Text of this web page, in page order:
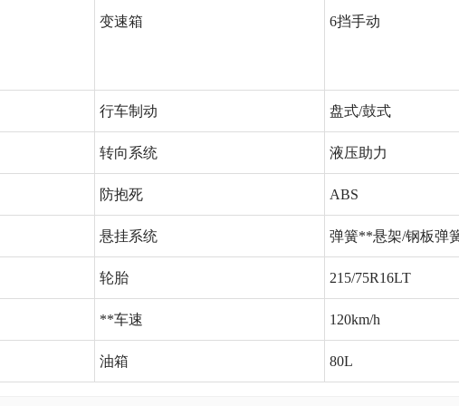
变速箱 6挡手动
行车制动 盘式/鼓式
转向系统 液压助力
防抱死 ABS
悬挂系统 弹簧**悬架/钢板弹
轮胎 215/75R16LT
**车速 120km/h
油箱 80L